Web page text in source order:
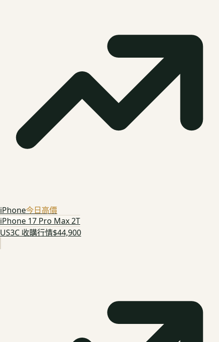
iPhone今日高價
iPhone 17 Pro Max 2T
US3C 收購行情$44,900